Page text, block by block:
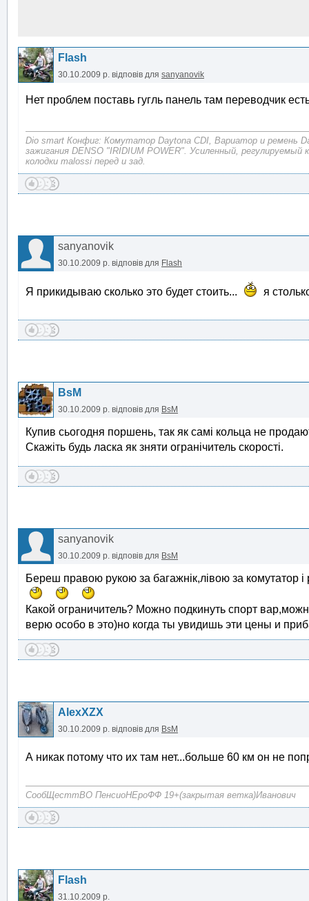
Flash
30.10.2009 р. відповів для sanyanovik
Нет проблем поставь гугль панель там переводчик
Dio smart Конфиг: Комутатор Daytona CDI, Вариатор и ремень
зажигания DENSO "IRIDIUM POWER". Усиленный,
колодки malossi перед и зад.
sanyanovik
30.10.2009 р. відповів для Flash
Я прикидываю сколько это будет стоить... я
BsM
30.10.2009 р. відповів для BsM
Купив сьогодня поршень, так як самі кольца не
Скажіть будь ласка як зняти огранічитель скорості.
sanyanovik
30.10.2009 р. відповів для BsM
Береш правою рукою за багажнік,лівою за комутатор і
Какой ограничитель? Можно подкинуть спорт
верю особо в это)но когда ты увидишь эти цены и
AlexXZX
30.10.2009 р. відповів для BsM
А никак потому что их там нет...больше 60 км он не
СообЩесттВО ПенсиоНЕроФФ 19+(закрытая ветка)Иванович
Flash
31.10.2009 р.